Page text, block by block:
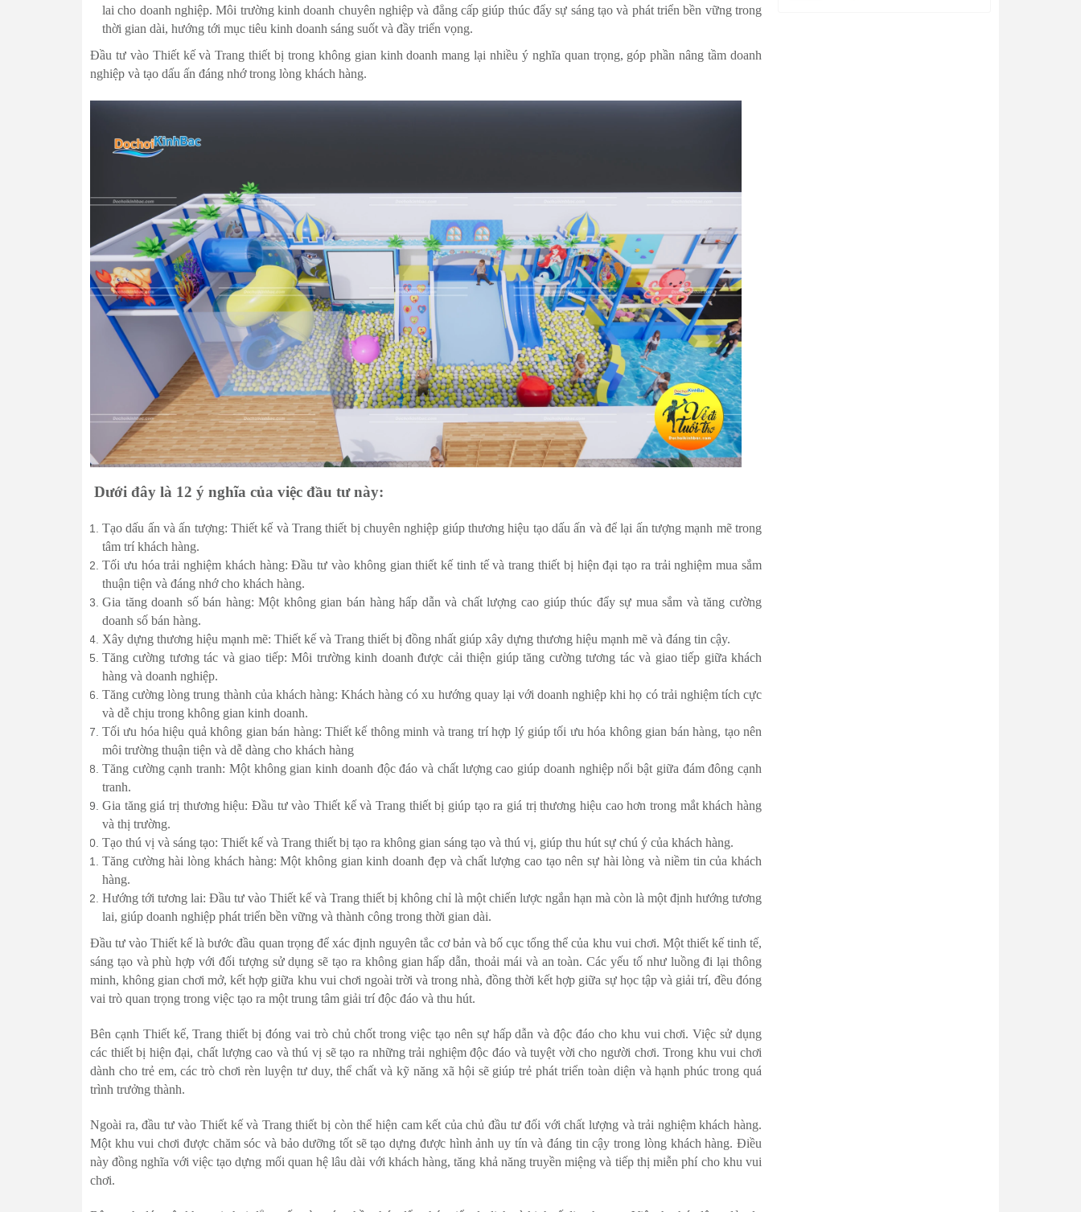
lai cho doanh nghiệp. Môi trường kinh doanh chuyên nghiệp và đẳng cấp giúp thúc đẩy sự sáng tạo và phát triển bền vững trong
thời gian dài, hướng tới mục tiêu kinh doanh sáng suốt và đầy triển vọng.
Đầu tư vào Thiết kế và Trang thiết bị trong không gian kinh doanh mang lại nhiều ý nghĩa quan trọng, góp phần nâng tầm doanh
nghiệp và tạo dấu ấn đáng nhớ trong lòng khách hàng.
Dưới đây là 12 ý nghĩa của việc đầu tư này:
Tạo dấu ấn và ấn tượng: Thiết kế và Trang thiết bị chuyên nghiệp giúp thương hiệu tạo dấu ấn và để lại ấn tượng mạnh mẽ trong
tâm trí khách hàng.
Tối ưu hóa trải nghiệm khách hàng: Đầu tư vào không gian thiết kế tinh tế và trang thiết bị hiện đại tạo ra trải nghiệm mua sắm
thuận tiện và đáng nhớ cho khách hàng.
Gia tăng doanh số bán hàng: Một không gian bán hàng hấp dẫn và chất lượng cao giúp thúc đẩy sự mua sắm và tăng cường
doanh số bán hàng.
Xây dựng thương hiệu mạnh mẽ: Thiết kế và Trang thiết bị đồng nhất giúp xây dựng thương hiệu mạnh mẽ và đáng tin cậy.
Tăng cường tương tác và giao tiếp: Môi trường kinh doanh được cải thiện giúp tăng cường tương tác và giao tiếp giữa khách
hàng và doanh nghiệp.
Tăng cường lòng trung thành của khách hàng: Khách hàng có xu hướng quay lại với doanh nghiệp khi họ có trải nghiệm tích cực
và dễ chịu trong không gian kinh doanh.
Tối ưu hóa hiệu quả không gian bán hàng: Thiết kế thông minh và trang trí hợp lý giúp tối ưu hóa không gian bán hàng, tạo nên
môi trường thuận tiện và dễ dàng cho khách hàng
Tăng cường cạnh tranh: Một không gian kinh doanh độc đáo và chất lượng cao giúp doanh nghiệp nổi bật giữa đám đông cạnh
tranh.
Gia tăng giá trị thương hiệu: Đầu tư vào Thiết kế và Trang thiết bị giúp tạo ra giá trị thương hiệu cao hơn trong mắt khách hàng
và thị trường.
Tạo thú vị và sáng tạo: Thiết kế và Trang thiết bị tạo ra không gian sáng tạo và thú vị, giúp thu hút sự chú ý của khách hàng.
Tăng cường hài lòng khách hàng: Một không gian kinh doanh đẹp và chất lượng cao tạo nên sự hài lòng và niềm tin của khách
hàng.
Hướng tới tương lai: Đầu tư vào Thiết kế và Trang thiết bị không chỉ là một chiến lược ngắn hạn mà còn là một định hướng tương
lai, giúp doanh nghiệp phát triển bền vững và thành công trong thời gian dài.
Đầu tư vào Thiết kế là bước đầu quan trọng để xác định nguyên tắc cơ bản và bố cục tổng thể của khu vui chơi. Một thiết kế tinh tế,
sáng tạo và phù hợp với đối tượng sử dụng sẽ tạo ra không gian hấp dẫn, thoải mái và an toàn. Các yếu tố như luồng đi lại thông
minh, không gian chơi mở, kết hợp giữa khu vui chơi ngoài trời và trong nhà, đồng thời kết hợp giữa sự học tập và giải trí, đều đóng
vai trò quan trọng trong việc tạo ra một trung tâm giải trí độc đáo và thu hút.
Bên cạnh Thiết kế, Trang thiết bị đóng vai trò chủ chốt trong việc tạo nên sự hấp dẫn và độc đáo cho khu vui chơi. Việc sử dụng
các thiết bị hiện đại, chất lượng cao và thú vị sẽ tạo ra những trải nghiệm độc đáo và tuyệt vời cho người chơi. Trong khu vui chơi
dành cho trẻ em, các trò chơi rèn luyện tư duy, thể chất và kỹ năng xã hội sẽ giúp trẻ phát triển toàn diện và hạnh phúc trong quá
trình trưởng thành.
Ngoài ra, đầu tư vào Thiết kế và Trang thiết bị còn thể hiện cam kết của chủ đầu tư đối với chất lượng và trải nghiệm khách hàng.
Một khu vui chơi được chăm sóc và bảo dưỡng tốt sẽ tạo dựng được hình ảnh uy tín và đáng tin cậy trong lòng khách hàng. Điều
này đồng nghĩa với việc tạo dựng mối quan hệ lâu dài với khách hàng, tăng khả năng truyền miệng và tiếp thị miễn phí cho khu vui
chơi.